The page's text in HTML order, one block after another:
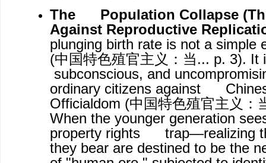
The Population Collapse
Against Reproductive
plunging birth rate is not a simple
(中国特色殖官主义：当... p. 3).
subconscious, and
ordinary citizens against
Officialdom (中国特色殖官主义：
When the younger generation
property rights trap—realizing
they bear are destined to be